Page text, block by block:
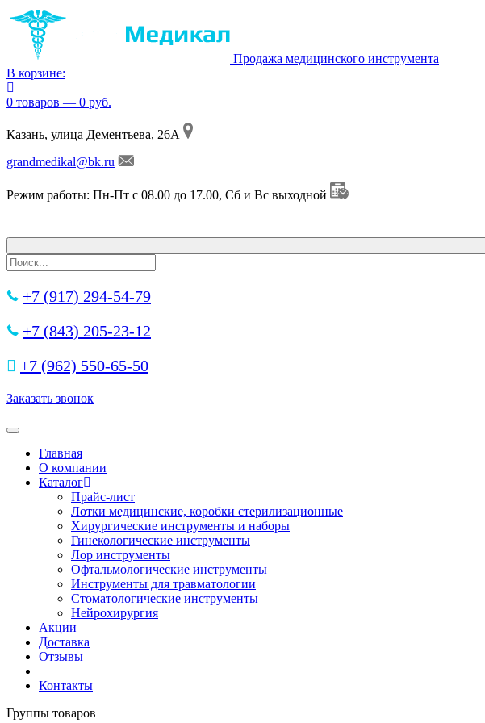
Продажа медицинского инструмента
В корзине:
0 товаров — 0 руб.
Казань, улица Дементьева, 26А
grandmedikal@bk.ru
Режим работы: Пн-Пт с 08.00 до 17.00, Сб и Вс выходной
+7 (917) 294-54-79
+7 (843) 205-23-12
+7 (962) 550‑65‑50‬
Заказать звонок
Toggle navigation
Главная
О компании
Каталог
Прайс-лист
Лотки медицинские, коробки стерилизационные
Хирургические инструменты и наборы
Гинекологические инструменты
Лор инструменты
Офтальмологические инструменты
Инструменты для травматологии
Стоматологические инструменты
Нейрохирургия
Акции
Доставка
Отзывы
Контакты
Группы товаров